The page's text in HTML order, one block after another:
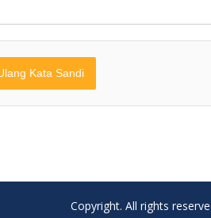
Copyright. All rights